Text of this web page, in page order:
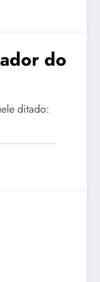
do
ditado: